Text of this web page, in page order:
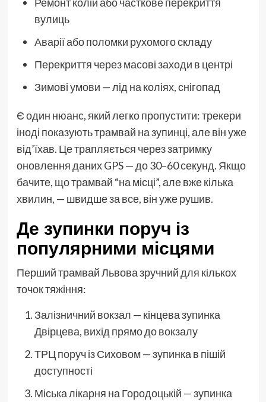
вулиць
Аварії або поломки рухомого складу
Перекриття через масові заходи в центрі
Зимові умови — лід на коліях, снігопад
Є один нюанс, який легко пропустити: трекери
іноді показують трамвай на зупинці, але він уже
від’їхав. Це трапляється через затримку
оновлення даних GPS — до 30–60 секунд. Якщо
бачите, що трамвай “на місці”, але вже кілька
хвилин, — швидше за все, він уже рушив.
Де зупинки поруч із
популярними місцями
Перший трамвай Львова зручний для кількох
точок тяжіння:
Залізничний вокзал — кінцева зупинка
Двірцева, вихід прямо до вокзалу
ТРЦ поруч із Сиховом — зупинка в пішій
доступності
Міська лікарня на Городоцькій — зупинка